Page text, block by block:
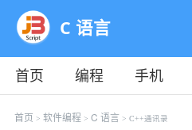
C 语言
首页 编程 手机
教程
平面 服务器
首页 > 软件编程 > C 语言 > C++通讯录